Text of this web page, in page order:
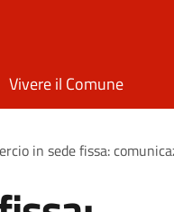
Vivere il Comune
in sede fissa: